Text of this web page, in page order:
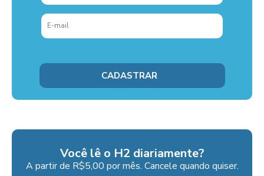
Você lê o H2 diariamente?
A partir de R$5,00 por mês. Cancele quando quiser.